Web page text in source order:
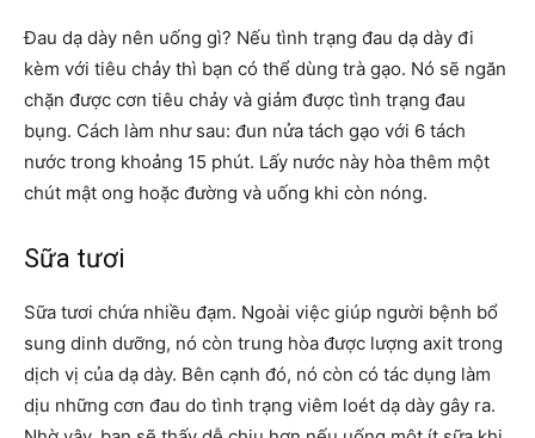
Đau dạ dày nên uống gì? Nếu tình trạng đau dạ dày đi
kèm với tiêu chảy thì bạn có thể dùng trà gạo. Nó sẽ ngăn
chặn được cơn tiêu chảy và giảm được tình trạng đau
bụng. Cách làm như sau: đun nửa tách gạo với 6 tách
nước trong khoảng 15 phút. Lấy nước này hòa thêm một
chút mật ong hoặc đường và uống khi còn nóng.
Sữa tươi
Sữa tươi chứa nhiều đạm. Ngoài việc giúp người bệnh bổ
sung dinh dưỡng, nó còn trung hòa được lượng axit trong
dịch vị của dạ dày. Bên cạnh đó, nó còn có tác dụng làm
dịu những cơn đau do tình trạng viêm loét dạ dày gây ra.